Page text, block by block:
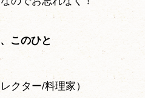
このひと
クター/料理家）